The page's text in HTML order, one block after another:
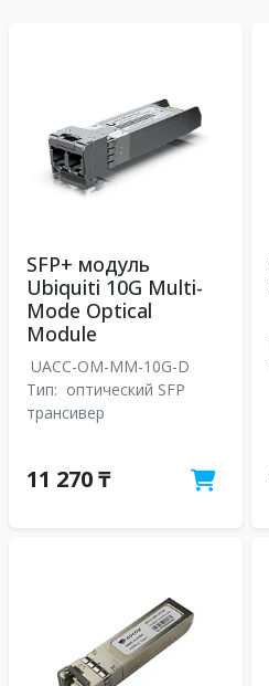
SFP+ модуль
Ubiquiti 10G Multi-
Mode Optical
Module
UACC-OM-MM-10G-D
Тип: оптический SFP
трансивер
11 270 ₸